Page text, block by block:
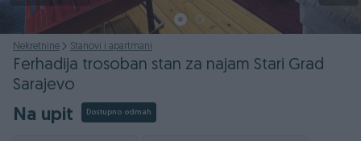
Nekretnine Stanovi i apartmani
Ferhadija trosoban stan za najam Stari Grad
Sarajevo
Na upit Dostupno odmah